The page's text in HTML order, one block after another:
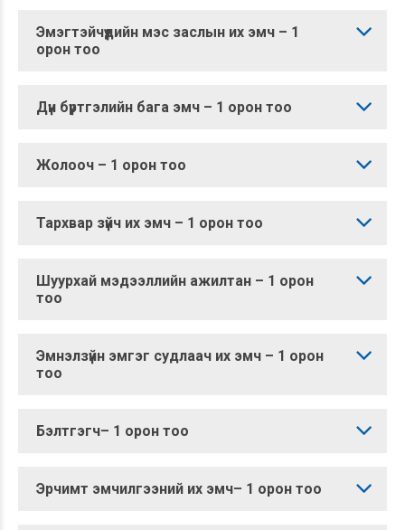
Эмэгтэйчүүдийн мэс заслын их эмч – 1
орон тоо
Дүн бүртгэлийн бага эмч – 1 орон тоо
Жолооч – 1 орон тоо
Тархвар зүйч их эмч – 1 орон тоо
Шуурхай мэдээллийн ажилтан – 1 орон
тоо
Эмнэлзүйн эмгэг судлаач их эмч – 1 орон
тоо
Бэлтгэгч– 1 орон тоо
Эрчимт эмчилгээний их эмч– 1 орон тоо